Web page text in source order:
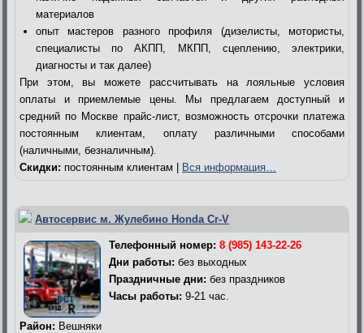
материалов
опыт мастеров разного профиля (дизелисты, мотористы,
специалисты по АКПП, МКПП, сцеплению, электрики,
диагносты и так далее)
При этом, вы можете рассчитывать на лояльные условия
оплаты и приемлемые цены. Мы предлагаем доступный и
средний по Москве прайс-лист, возможность отсрочки платежа
постоянным клиентам, оплату различными способами
(наличными, безналичным).
Скидки: постоянным клиентам | Вся информация…
Автосервис м. Жулебино Honda Cr-V
Телефонный номер: 8 (985) 143-22-26
Дни работы: без выходных
Праздничные дни: без праздников
Часы работы: 9-21 час.
Район: Вешняки